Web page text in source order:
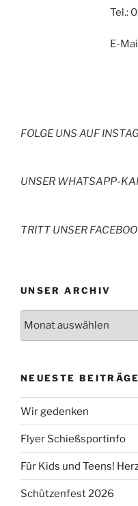
Tel.:
E-
FOLGE UNS AUF
UNSER WHATSAPP-
TRITT UNSER
UNSER ARCHIV
NEUESTE BEITRÄGE
Wir gedenken
Flyer Schießsportinfo
Für Kids und Teens!
Schützenfest 2026